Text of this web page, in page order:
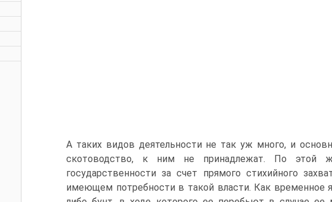
А таких видов деятельности не так уж много, и
скотоводство, к ним не принадлежат. По этой
государственности за счет прямого стихийного
имеющем потребности в такой власти. Как временное